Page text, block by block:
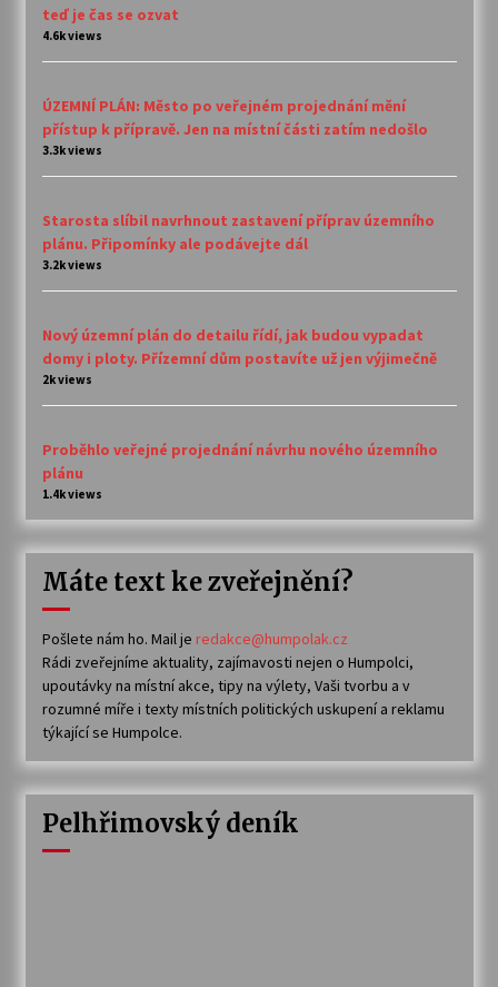
teď je čas se ozvat
4.6k views
ÚZEMNÍ PLÁN: Město po veřejném projednání mění
přístup k přípravě. Jen na místní části zatím nedošlo
3.3k views
Starosta slíbil navrhnout zastavení příprav územního
plánu. Připomínky ale podávejte dál
3.2k views
Nový územní plán do detailu řídí, jak budou vypadat
domy i ploty. Přízemní dům postavíte už jen výjimečně
2k views
Proběhlo veřejné projednání návrhu nového územního
plánu
1.4k views
Máte text ke zveřejnění?
Pošlete nám ho. Mail je redakce@humpolak.cz
Rádi zveřejníme aktuality, zajímavosti nejen o Humpolci,
upoutávky na místní akce, tipy na výlety, Vaši tvorbu a v
rozumné míře i texty místních politických uskupení a reklamu
týkající se Humpolce.
Pelhřimovský deník